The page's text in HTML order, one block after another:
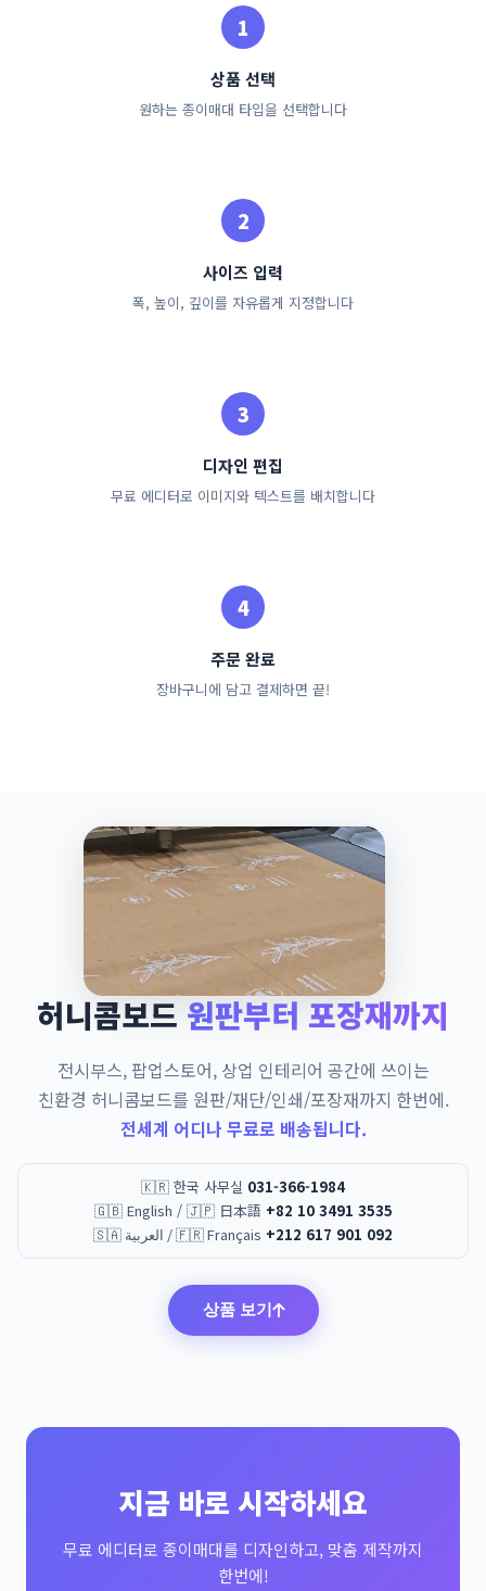
상품 선택
원하는 종이매대 타입을 선택합니다
사이즈 입력
폭, 높이, 깊이를 자유롭게 지정합니다
디자인 편집
무료 에디터로 이미지와 텍스트를 배치합니다
주문 완료
장바구니에 담고 결제하면 끝!
허니콤보드 원판부터 포장재까지
전시부스, 팝업스토어, 상업 인테리어 공간에 쓰이는
친환경 허니콤보드를 원판/재단/인쇄/포장재까지 한번에.
전세계 어디나 무료로 배송됩니다.
🇰🇷 한국 사무실 031-366-1984
🇬🇧 English / 🇯🇵 日本語 +82 10 3491 3535
🇸🇦 العربية / 🇫🇷 Français +212 617 901 092
상품 보기
지금 바로 시작하세요
무료 에디터로 종이매대를 디자인하고, 맞춤 제작까지
한번에!